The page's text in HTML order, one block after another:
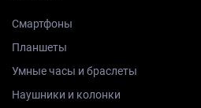
Смартфоны
Планшеты
Умные часы и браслеты
Наушники и колонки